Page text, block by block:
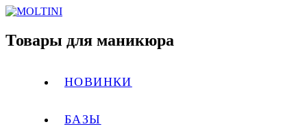
Товары для маникюра
НОВИНКИ
БАЗЫ